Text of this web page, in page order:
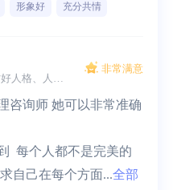
形象好 充分共情
咨询困扰：自我认同、讨好人格、人际边界、焦虑、情绪低落
非常满意
咨询师 她可以非常准确
每个人都不是完美的
自己在每个方面...全部